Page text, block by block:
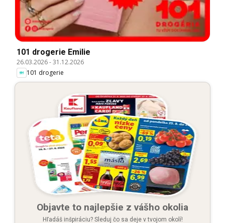
101 drogerie Emilie
26.03.2026-31.12.2026
101 drogerie
Objavte to najlepšie z vášho okolia
Hľadáš inšpiráciu? Sleduj čo sa deje v tvojom okolí!